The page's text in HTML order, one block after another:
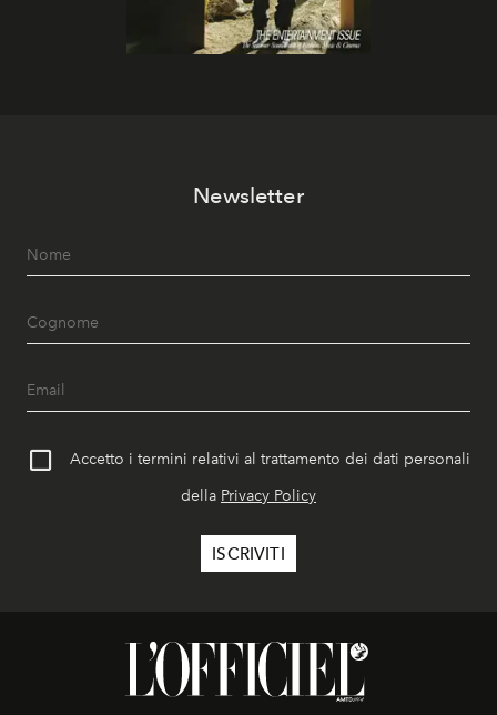
Newsletter
Accetto i termini relativi al trattamento dei dati personali
della Privacy Policy